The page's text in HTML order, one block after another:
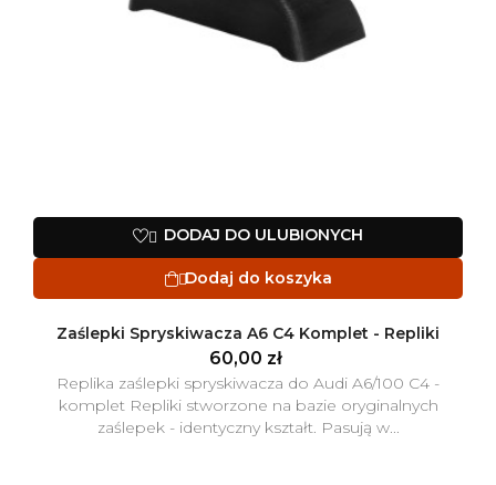
 DODAJ DO ULUBIONYCH
Dodaj do koszyka
Zaślepki Spryskiwacza A6 C4 Komplet - Repliki
60,00 zł
Replika zaślepki spryskiwacza do Audi A6/100 C4 -
komplet Repliki stworzone na bazie oryginalnych
zaślepek - identyczny kształt. Pasują w...